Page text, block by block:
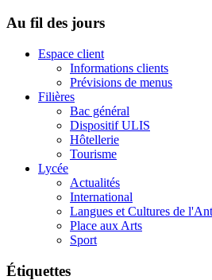
Au fil des jours
Espace client
Informations clients
Prévisions de menus
Filières
Bac général
Dispositif ULIS
Hôtellerie
Tourisme
Lycée
Actualités
International
Langues et Cultures de
Place aux Arts
Sport
Étiquettes